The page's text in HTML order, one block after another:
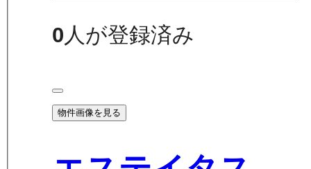
0 人が登録済み
物件画像を見る